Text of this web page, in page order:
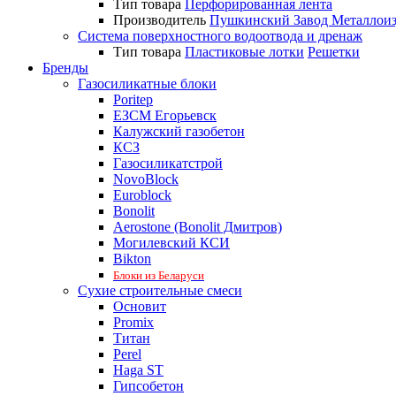
Тип товара Перфорированная лента
Производитель Пушкинский Завод
Система поверхностного водоотвода и дренаж
Тип товара Пластиковые лотки Решетки
Бренды
Газосиликатные блоки
Poritep
ЕЗСМ Егорьевск
Калужский газобетон
КСЗ
Газосиликатстрой
NovoBlock
Euroblock
Bonolit
Aerostone (Bonolit Дмитров)
Могилевский КСИ
Bikton
Блоки из Беларуси
Сухие строительные смеси
Основит
Promix
Титан
Perel
Haga ST
Гипсобетон